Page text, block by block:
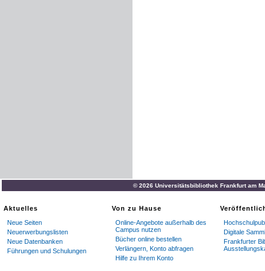
© 2026 Universitätsbibliothek Frankfurt am
Aktuelles
Neue Seiten
Neuerwerbungslisten
Neue Datenbanken
Führungen und Schulungen
Von zu Hause
Online-Angebote außerhalb des
Campus nutzen
Bücher online bestellen
Verlängern, Konto abfragen
Hilfe zu Ihrem Konto
Digitale
Frankfurter